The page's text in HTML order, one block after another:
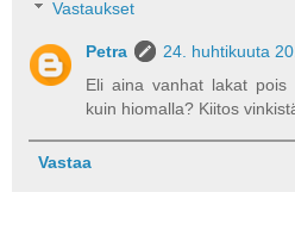
Vastaukset
Petra
24. huhtikuuta
Eli aina vanhat lakat pois
kuin hiomalla? Kiitos
Vastaa